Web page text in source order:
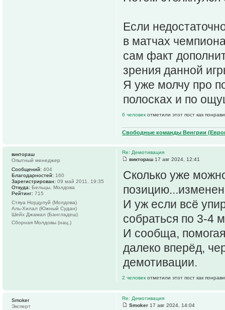
Если
в матчах
сам факт
зрения данной
Я уже молчу про
полосках и по
6 человек отметили этот пост как
Свободные команды Венгрии
Re: Демотивация
виктораш 17 авг 2024, 12:41
Сколько уже
И уж если всё
собраться по 3-4
И сообща,
далеко вперёд,
демотивации.
2 человек отметили этот пост как
виктораш
Опытный менеджер
Сообщений: 404
Благодарностей: 160
Зарегистрирован: 09 май 2011, 19:35
Откуда: Бельцы, Молдова
Рейтинг: 715
Стяуа Нордулуй (Молдова)
Аль-Хилал (Южный Судан)
Шейх Джамал (Бангладеш)
Сборная Молдовы (нац.)
Re: Демотивация
Smoker 17 авг 2024, 14:04
Smoker
Эксперт